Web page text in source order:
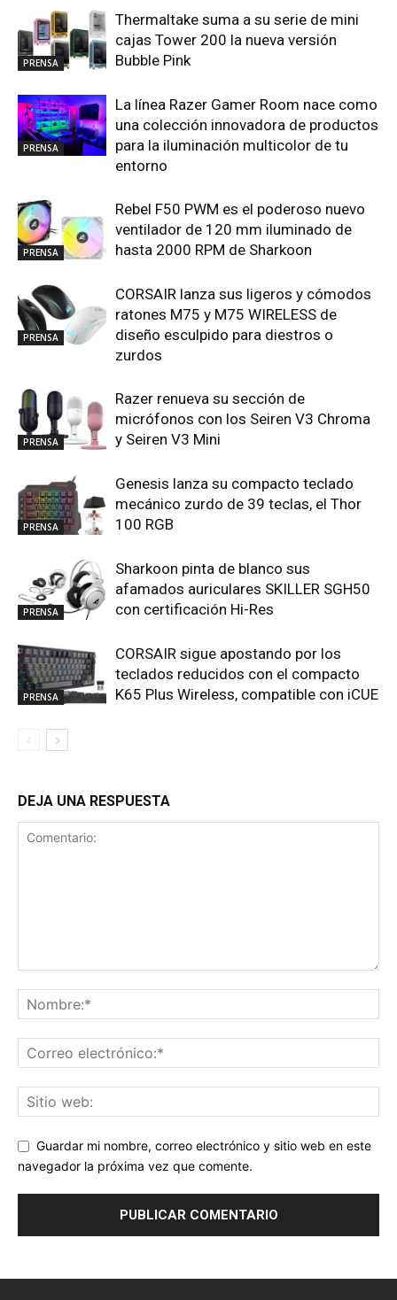
PRENSA
Thermaltake suma a su serie de mini
cajas Tower 200 la nueva versión
Bubble Pink
PRENSA
La línea Razer Gamer Room nace como
una colección innovadora de productos
para la iluminación multicolor de tu
entorno
PRENSA
Rebel F50 PWM es el poderoso nuevo
ventilador de 120 mm iluminado de
hasta 2000 RPM de Sharkoon
PRENSA
CORSAIR lanza sus ligeros y cómodos
ratones M75 y M75 WIRELESS de
diseño esculpido para diestros o
zurdos
PRENSA
Razer renueva su sección de
micrófonos con los Seiren V3 Chroma
y Seiren V3 Mini
PRENSA
Genesis lanza su compacto teclado
mecánico zurdo de 39 teclas, el Thor
100 RGB
PRENSA
Sharkoon pinta de blanco sus
afamados auriculares SKILLER SGH50
con certificación Hi-Res
PRENSA
CORSAIR sigue apostando por los
teclados reducidos con el compacto
K65 Plus Wireless, compatible con iCUE
DEJA UNA RESPUESTA
Guardar mi nombre, correo electrónico y sitio web en este
navegador la próxima vez que comente.